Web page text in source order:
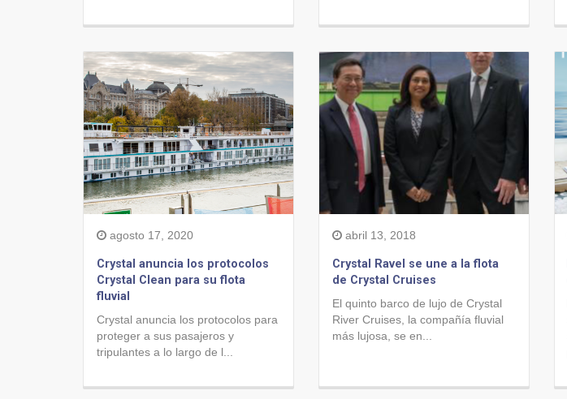
agosto 17, 2020
Crystal anuncia los protocolos
Crystal Clean para su flota
fluvial
Crystal anuncia los protocolos para
proteger a sus pasajeros y
tripulantes a lo largo de l...
abril 13, 2018
Crystal Ravel se une a la flota
de Crystal Cruises
El quinto barco de lujo de Crystal
River Cruises, la compañía fluvial
más lujosa, se en...